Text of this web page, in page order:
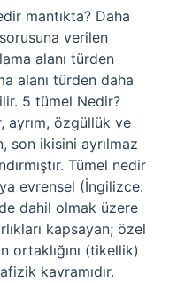
mantıkta? Daha
verilen
alanı türden
alanı türden daha
5 tümel Nedir?
ayrım, özgüllük ve
son ikisini ayrılmaz
Tümel nedir
evrensel (İngilizce:
dahil olmak üzere
kapsayan; özel
ortaklığını (tikellik)
kavramıdır.